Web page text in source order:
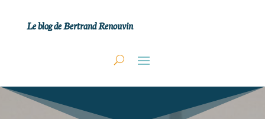
Le blog de Bertrand Renouvin